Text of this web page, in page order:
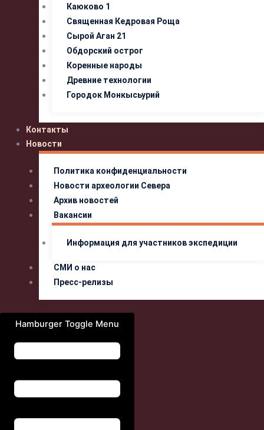
Каюково 1
Священная Кедровая Роща
Сырой Аган 21
Обдорский острог
Коренные народы
Древние технологии
Городок Монкысьурий
Контакты
Новости
Политика конфиденциальности
Новости археологии Севера
Архив новостей
Вакансии
Информация для участников экспедиции
СМИ о нас
Пресс-релизы
Hamburger Toggle Menu